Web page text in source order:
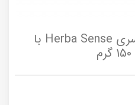
کرم مرطوب کننده آردن سری Herba Sense با